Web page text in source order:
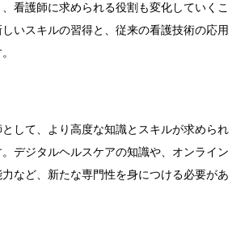
看護師に求められる役割も変化していくこ
いスキルの習得と、従来の看護技術の応用
して、より高度な知識とスキルが求められ
デジタルヘルスケアの知識や、オンライン
など、新たな専門性を身につける必要があ